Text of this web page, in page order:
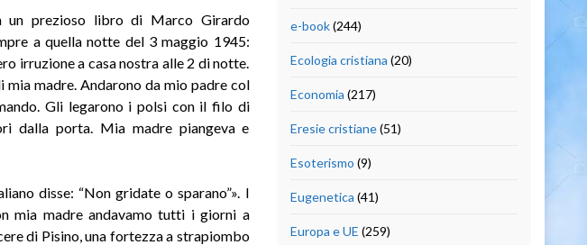
un prezioso libro di Marco Girardo
a quella notte del 3 maggio 1945:
irruzione a casa nostra alle 2 di notte.
madre. Andarono da mio padre col
Gli legarono i polsi con il filo di
dalla porta. Mia madre piangeva e
disse: “Non gridate o sparano”». I
mia madre andavamo tutti i giorni a
di Pisino, una fortezza a strapiombo
e-book(244)
Ecologia cristiana (20)
Economia (217)
Eresie cristiane(51)
Esoterismo (9)
Eugenetica (41)
Europa e UE (259)